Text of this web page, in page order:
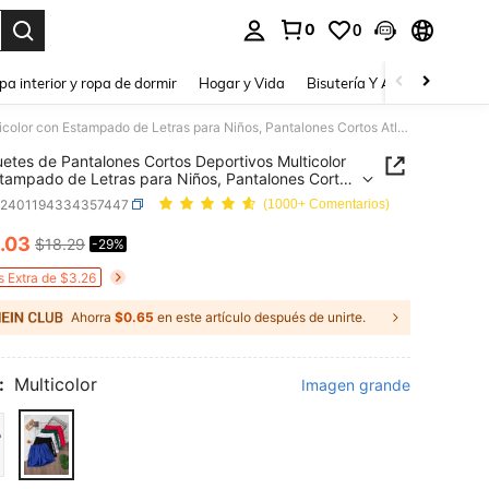
0 0
interior y ropa de dormir Hogar y Vida Bisutería Y Accesorios
5 Paquetes de Pantalones Cortos Deportivos Multicolor con Estampado de Letras para Niños, Pantalones Cortos Atléticos con Cintura Elástica para Baloncesto, Correr, Escuela & Juego al Aire Libre
de Pantalones Cortos Deportivos Multicolor
de Letras para Niños, Pantalones Cortos
con Cintura Elástica para Baloncesto, Correr,
& Juego al Aire Libre
(1000+ Comentarios)
AND AVAILABILITY
.03 $18.29 -29%
Extra de $3.26
Ahorra $0.65 en este artículo después de unirte.
Multicolor Imagen grande